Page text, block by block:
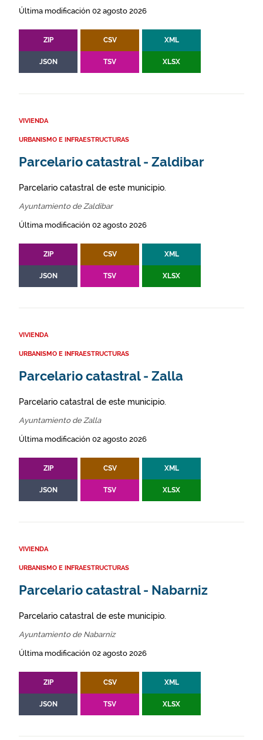
Última modificación 02 agosto 2026
ZIP CSV XML
JSON TSV XLSX
VIVIENDA
URBANISMO E INFRAESTRUCTURAS
Parcelario catastral - Zaldibar
Parcelario catastral de este municipio.
Ayuntamiento de Zaldibar
Última modificación 02 agosto 2026
ZIP CSV XML
JSON TSV XLSX
VIVIENDA
URBANISMO E INFRAESTRUCTURAS
Parcelario catastral - Zalla
Parcelario catastral de este municipio.
Ayuntamiento de Zalla
Última modificación 02 agosto 2026
ZIP CSV XML
JSON TSV XLSX
VIVIENDA
URBANISMO E INFRAESTRUCTURAS
Parcelario catastral - Nabarniz
Parcelario catastral de este municipio.
Ayuntamiento de Nabarniz
Última modificación 02 agosto 2026
ZIP CSV XML
JSON TSV XLSX